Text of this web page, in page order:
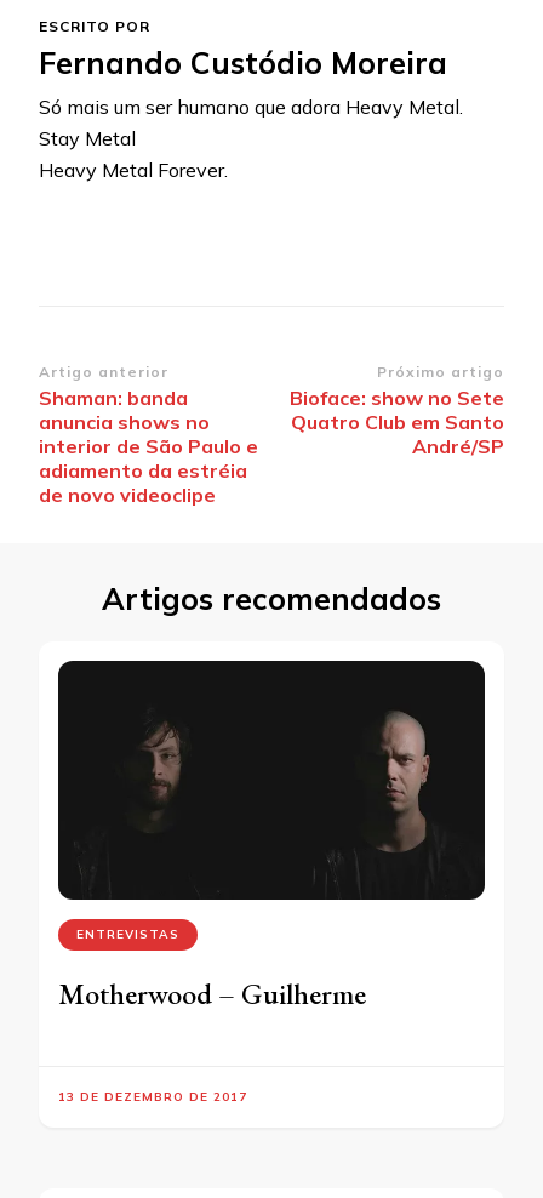
ESCRITO POR
Fernando Custódio Moreira
Só mais um ser humano que adora Heavy Metal.
Stay Metal
Heavy Metal Forever.
Navegação
de
post
Artigo anterior
Shaman: banda
anuncia shows no
interior de São Paulo e
adiamento da estréia
de novo videoclipe
Próximo artigo
Bioface: show no Sete
Quatro Club em Santo
André/SP
Artigos recomendados
ENTREVISTAS
Motherwood – Guilherme
13 DE DEZEMBRO DE 2017